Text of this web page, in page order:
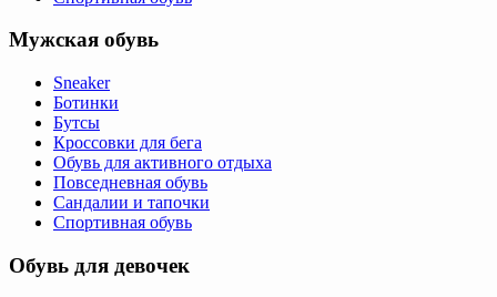
Мужская обувь
Sneaker
Ботинки
Бутсы
Кроссовки для бега
Обувь для активного отдыха
Повседневная обувь
Сандалии и тапочки
Спортивная обувь
Обувь для девочек